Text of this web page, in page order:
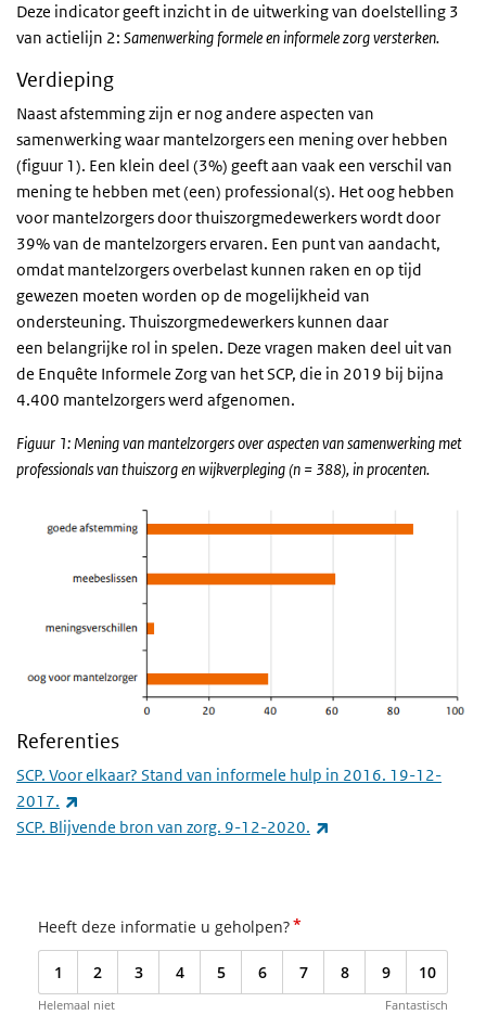
Deze indicator geeft inzicht in de uitwerking van doelstelling 3
van actielijn 2: Samenwerking formele en informele zorg versterken.
Verdieping
Naast afstemming zijn er nog andere aspecten van
samenwerking waar mantelzorgers een mening over hebben
(figuur 1). Een klein deel (3%) geeft aan vaak een verschil van
mening te hebben met (een) professional(s). Het oog hebben
voor mantelzorgers door thuiszorgmedewerkers wordt door
39% van de mantelzorgers ervaren. Een punt van aandacht,
omdat mantelzorgers overbelast kunnen raken en op tijd
gewezen moeten worden op de mogelijkheid van
ondersteuning. Thuiszorgmedewerkers kunnen daar
een belangrijke rol in spelen. Deze vragen maken deel uit van
de Enquête Informele Zorg van het SCP, die in 2019 bij bijna
4.400 mantelzorgers werd afgenomen.
Figuur 1: Mening van mantelzorgers over aspecten van samenwerking met
professionals van thuiszorg en wijkverpleging (n = 388), in procenten.
Referenties
SCP. Voor elkaar? Stand van informele hulp in 2016. 19-12-
2017.
SCP. Blijvende bron van zorg. 9-12-2020.
Heeft deze informatie u geholpen?*
1 2 3 4 5 6 7 8 9 10
Helemaal niet Fantastisch